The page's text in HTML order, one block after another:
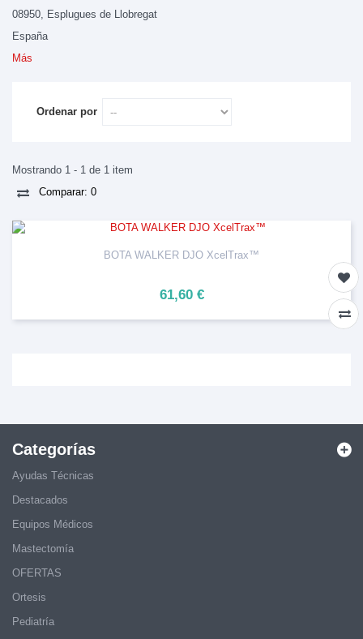
08950, Esplugues de Llobregat
España
Más
Ordenar por
Mostrando 1 - 1 de 1 item
Comparar: 0
BOTA WALKER DJO XcelTrax™
61,60 €
Categorías
Ayudas Técnicas
Destacados
Equipos Médicos
Mastectomía
OFERTAS
Ortesis
Pediatría